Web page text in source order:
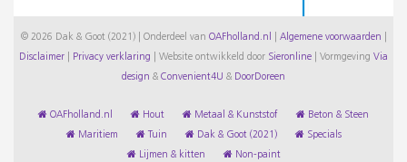
© 2026 Dak & Goot (2021) | Onderdeel van OAFholland.nl Algemene voorwaarden
Disclaimer Privacy verklaring Website ontwikkeld door Sieronline Vormgeving Via
design & Convenient4U & DoorDoreen
OAFholland.nl Hout Metaal & Kunststof Beton & Steen
Maritiem Tuin Dak & Goot (2021) Specials
Lijmen & kitten Non-paint